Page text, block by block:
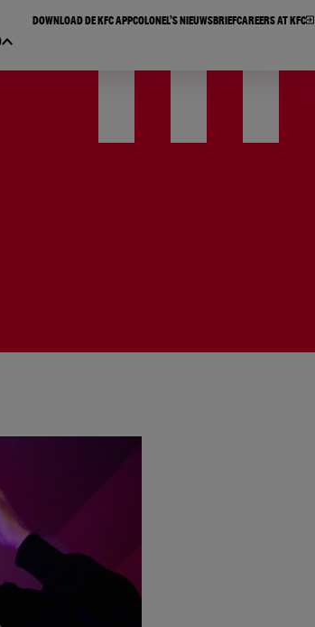
DOWNLOAD DE KFC APP​COLONEL’S NIEUWSBRIEF​CAREERS AT KFC